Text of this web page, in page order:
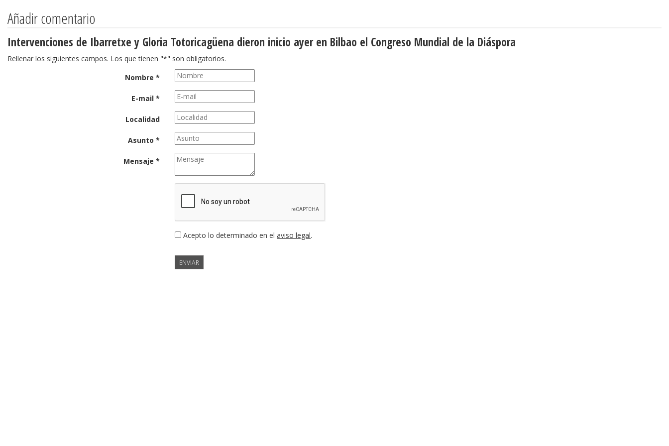
Añadir comentario
Intervenciones de Ibarretxe y Gloria Totoricagüena dieron inicio ayer en Bilbao el Congreso Mundial de la Diáspora
Rellenar los siguientes campos. Los que tienen "*" son obligatorios.
Nombre *
E-mail *
Localidad
Asunto *
Mensaje *
Acepto lo determinado en el aviso legal.
ENVIAR